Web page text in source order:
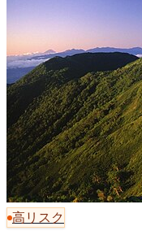
高リスク